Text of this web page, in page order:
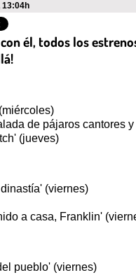
13:04h
él, todos los
de pájaros cantores
(jueves)
(viernes)
a casa, Franklin'
pueblo' (viernes)